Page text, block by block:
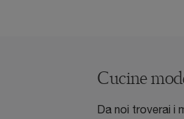
Cucine
Da noi troverai i